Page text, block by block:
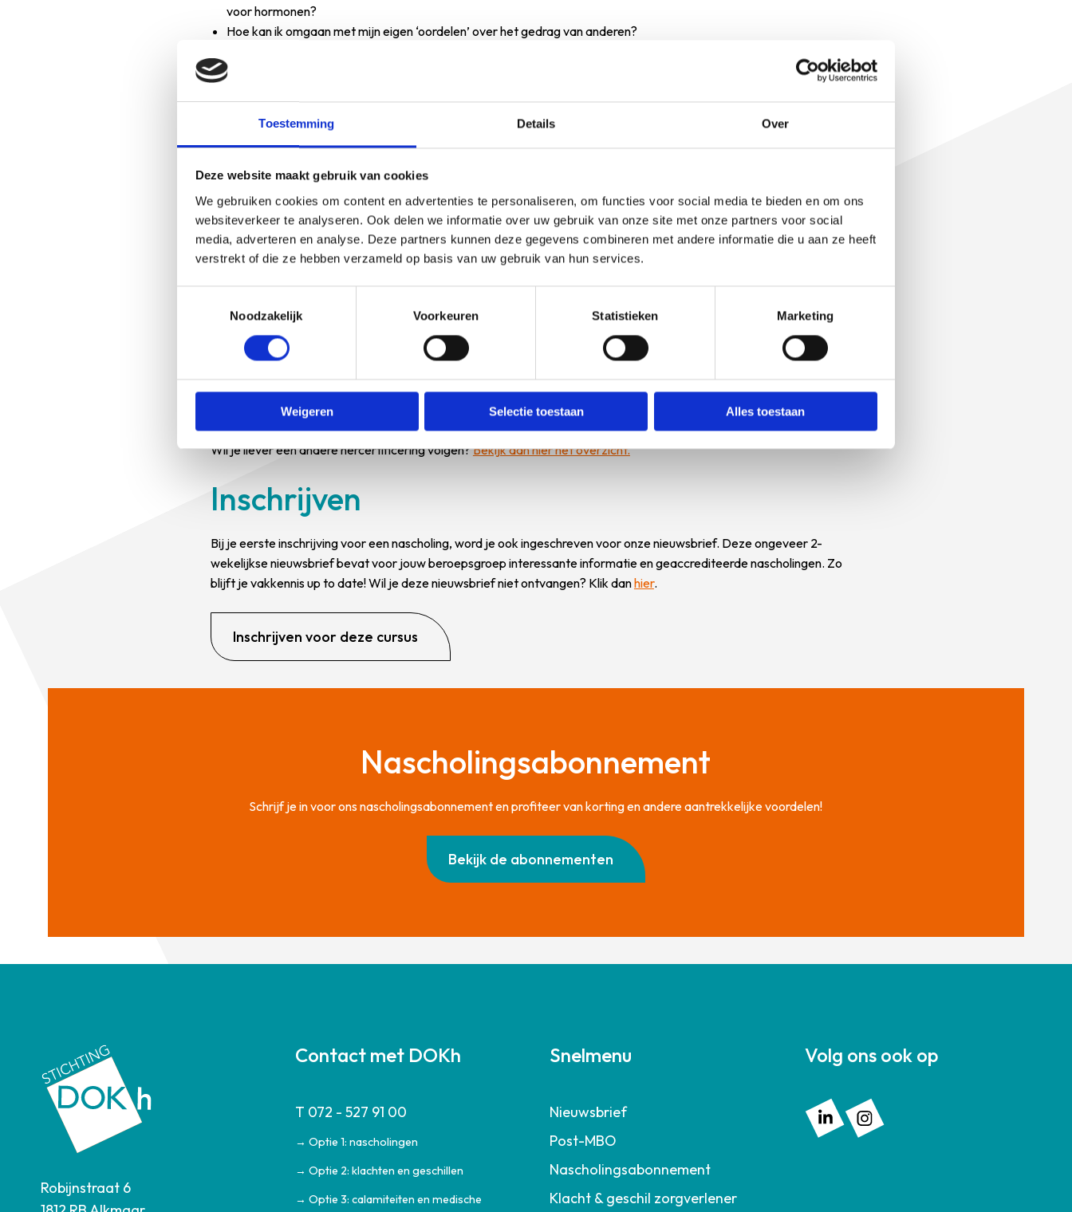
Toestemming Details Over
Deze website maakt gebruik van cookies
We gebruiken cookies om content en advertenties te personaliseren, om functies voor social media te bieden en om ons
websiteverkeer te analyseren. Ook delen we informatie over uw gebruik van onze site met onze partners voor social
media, adverteren en analyse. Deze partners kunnen deze gegevens combineren met andere informatie die u aan ze heeft
verstrekt of die ze hebben verzameld op basis van uw gebruik van hun services.
Noodzakelijk
Voorkeuren Statistieken Marketing
Weigeren Selectie toestaan Alles toestaan
voor hormonen?
Hoe kan ik omgaan met mijn eigen ‘oordelen’ over het gedrag van anderen?
Wat kan ik doen als een patiënt in mijn allergie zit?
Middels diverse werkvormen komen deelnemers samen tot hun antwoorden op de vragen en casuïstiek die hen
bezighoudt.
Accreditatie
Deze nascholing is geldig als Overgang-hercertificering van 4 punten én de scholing is geaccrediteerd voor 4 punten in
kwaliteitsregister Kabiz.
Annuleringsvoorwaarden
Onze annuleringsvoorwaarden kun je hiervinden.
Niet wat je zocht?
Wil je liever een andere hercertificering volgen?Bekijk dan hier het overzicht.
Inschrijven
Bij je eerste inschrijving voor een nascholing, word je ook ingeschreven voor onze nieuwsbrief. Deze ongeveer 2-
wekelijkse nieuwsbrief bevat voor jouw beroepsgroep interessante informatie en geaccrediteerde nascholingen. Zo
blijft je vakkennis up to date! Wil je deze nieuwsbrief niet ontvangen? Klik danhier.
Inschrijven voor deze cursus
Nascholingsabonnement
Schrijf je in voor ons nascholingsabonnement en profiteer van korting en andere aantrekkelijke voordelen!
Bekijk de abonnementen
Robijnstraat 6
Contact met DOKh
T 072 - 527 91 00
→ Optie 1: nascholingen
→ Optie 2: klachten en geschillen
→ Optie 3: calamiteiten en medische
Snelmenu
Nieuwsbrief
Post-MBO
Nascholingsabonnement
Klacht & geschil zorgverlener
Volg ons ook op
Volg ons op: Linkedin